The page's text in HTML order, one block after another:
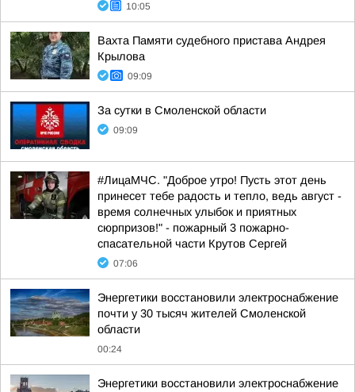
10:05
Вахта Памяти судебного пристава Андрея
Крылова
09:09
За сутки в Смоленской области
09:09
#ЛицаМЧС. "Доброе утро! Пусть этот день
принесет тебе радость и тепло, ведь август -
время солнечных улыбок и приятных
сюрпризов!" - пожарный 3 пожарно-
спасательной части Крутов Сергей
07:06
Энергетики восстановили электроснабжение
почти у 30 тысяч жителей Смоленской
области
00:24
Энергетики восстановили электроснабжение